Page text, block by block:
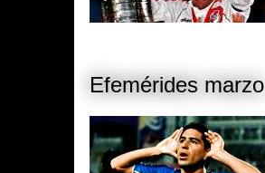
Efemérides marzo